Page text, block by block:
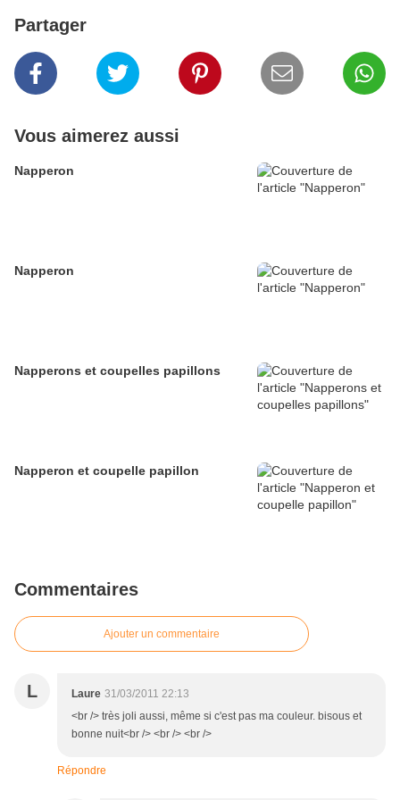
Partager
Vous aimerez aussi
Napperon
Napperon
Napperons et coupelles papillons
Napperon et coupelle papillon
Commentaires
Ajouter un commentaire
L Laure 31/03/2011 22:13
<br /> très joli aussi, même si c'est pas ma couleur. bisous et
bonne nuit<br /> <br /> <br />
Répondre